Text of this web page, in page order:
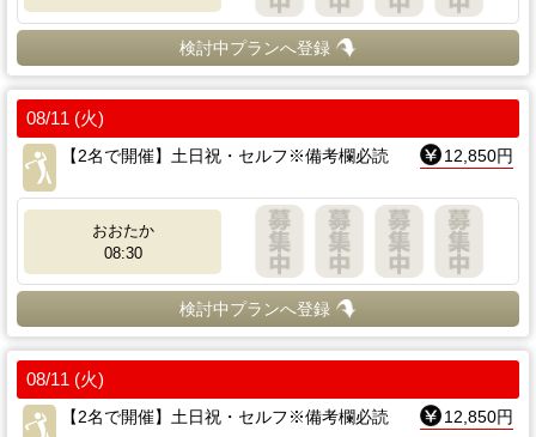
検討中プランへ登録
08/11 (火)
【2名で開催】土日祝・セルフ※備考欄必読
12,850円
おおたか
08:30
検討中プランへ登録
08/11 (火)
【2名で開催】土日祝・セルフ※備考欄必読
12,850円